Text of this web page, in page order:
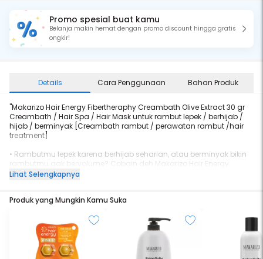
Promo spesial buat kamu
Belanja makin hemat dengan promo discount hingga gratis
ongkir!
Details Cara Penggunaan Bahan Produk
"Makarizo Hair Energy Fibertheraphy Creambath Olive Extract 30 gr
Creambath / Hair Spa / Hair Mask untuk rambut lepek / berhijab /
hijab / berminyak [Creambath rambut / perawatan rambut /hair
treatment]
• Rambutmu lepek karena berhijab seharian, atau berminyak bikin
rambutmu gak bervolume? Cobain deh Makarizo Hair Energy
Fibertheraphy Creambath varian Olive Extract.
Fibertheraphy solusinya! Cuman 2-5 menit setelah keramas,
• Makarizo Hair Energy Fibertherapy Hair & Scalp Creambath hadir
dengan kombinasi Omega 6 dari Minyak Nabati Passiflora dan
Olive Extract dengan kandungan alami Vitamin A & E, sehingga
Lihat Selengkapnya
Produk yang Mungkin Kamu Suka